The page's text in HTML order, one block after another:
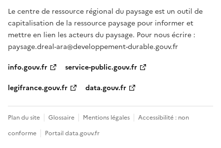
Le centre de ressource régional du paysage est un outil de
capitalisation de la ressource paysage pour informer et
mettre en lien les acteurs du paysage. Pour nous écrire :
paysage.dreal-ara@developpement-durable.gouv.fr
info.gouv.fr
service-public.gouv.fr
legifrance.gouv.fr
data.gouv.fr
Plan du site Glossaire Mentions légales
Accessibilité : non
conforme
Portail data.gouv.fr